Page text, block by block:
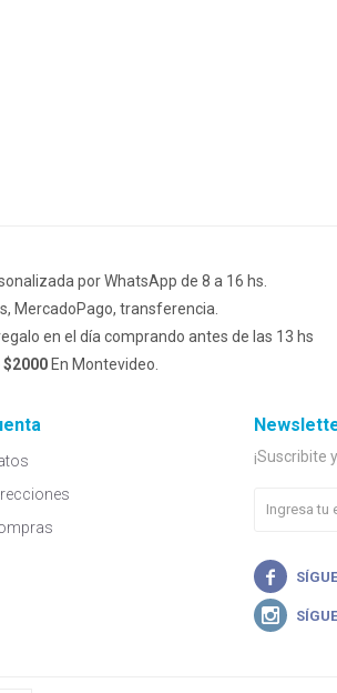
por WhatsApp de 8 a 16 hs.
MercadoPago, transferencia.
en el día comprando antes de las 13 hs
En Montevideo.
¡Suscribite

